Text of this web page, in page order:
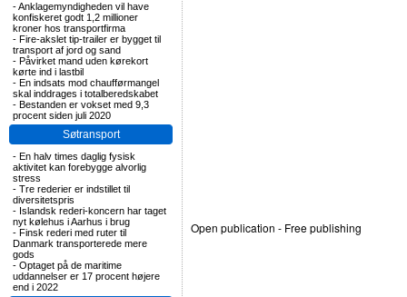
-Anklagemyndigheden vil have
konfiskeret godt 1,2 millioner
kroner hos transportfirma
- Fire-akslet tip-trailer er bygget til
transport af jord og sand
- Påvirket mand uden kørekort
kørte ind i lastbil
- En indsats mod chaufførmangel
skal inddrages i totalberedskabet
- Bestanden er vokset med 9,3
procent siden juli 2020
Søtransport
- En halv times daglig fysisk
aktivitet kan forebygge alvorlig
stress
- Tre rederier er indstillet til
diversitetspris
- Islandsk rederi-koncern har taget
nyt kølehus i Aarhus i brug
- Finsk rederi med ruter til
Danmark transporterede mere
gods
- Optaget på de maritime
uddannelser er 17 procent højere
end i 2022
Open publication - Freepublishing